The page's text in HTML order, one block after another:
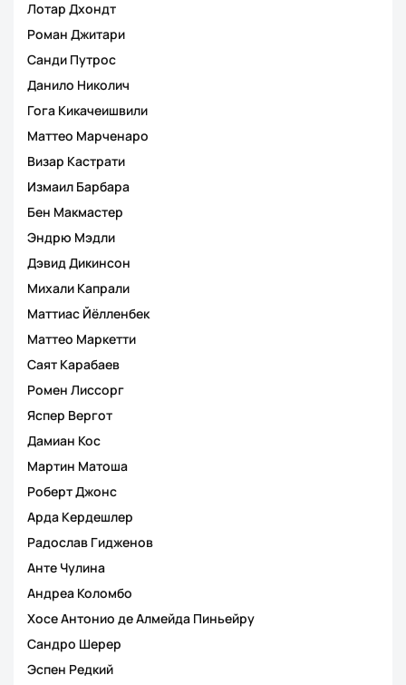
Лотар Дхондт
Роман Джитари
Санди Путрос
Данило Николич
Гога Кикачеишвили
Маттео Марченаро
Визар Кастрати
Измаил Барбара
Бен Макмастер
Эндрю Мэдли
Дэвид Дикинсон
Михали Капрали
Маттиас Йёлленбек
Маттео Маркетти
Саят Карабаев
Ромен Лиссорг
Яспер Вергот
Дамиан Кос
Мартин Матоша
Роберт Джонс
Арда Кердешлер
Радослав Гидженов
Анте Чулина
Андреа Коломбо
Хосе Антонио де Алмейда Пиньейру
Сандро Шерер
Эспен Редкий